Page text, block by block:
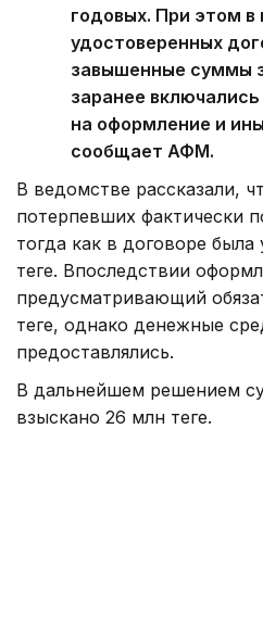
годовых. При этом в
удостоверенных
завышенные суммы
заранее
на оформление и
сообщает АФМ.
В ведомстве рассказали,
потерпевших фактически
тогда как в договоре
теңге. Впоследствии
предусматривающий
теңге, однако денежные
предоставлялись.
В дальнейшем решением
взыскано 26 млн теңге.